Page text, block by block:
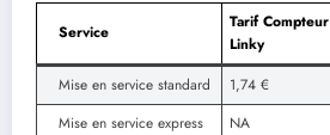
Service
Tarif Compteur
Linky
Mise en service standard
1,74 €
Mise en service express
NA